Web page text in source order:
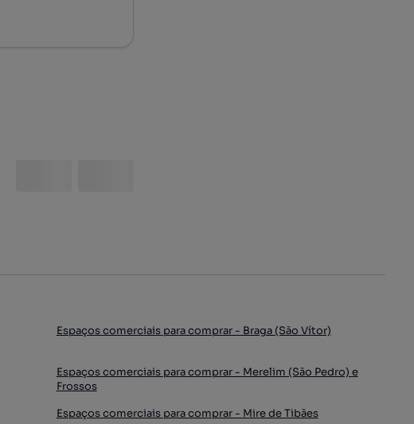
Espaços comerciais para comprar - Braga (São Vítor)
Espaços comerciais para comprar - Merelim (São Pedro) e
Frossos
Espaços comerciais para comprar - Mire de Tibães